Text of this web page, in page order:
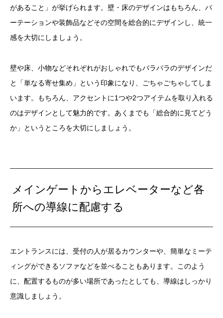
があること」が挙げられます。壁・床のデザインはもちろん、パ
ーテーションや装飾品などその空間を総合的にデザインし、統一
感を大切にしましょう。
壁や床、小物などそれぞれがおしゃれでもバラバラのデザインだ
と「単なる寄せ集め」という印象になり、ごちゃごちゃしてしま
います。もちろん、アクセントに1つや2つアイテムを取り入れる
のはデザインとして魅力的です。あくまでも「総合的に見てどう
か」というところを大切にしましょう。
メインゲートからエレベーターなど各
所への導線に配慮する
エントランスには、受付の人が居るカウンターや、簡単なミーテ
ィングができるソファなどを並べることもあります。このよう
に、配置するものが多い場所であったとしても、導線はしっかり
意識しましょう。